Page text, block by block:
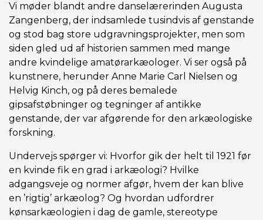
Vi møder blandt andre danselærerinden Augusta
Zangenberg, der indsamlede tusindvis af genstande
og stod bag store udgravningsprojekter, men som
siden gled ud af historien sammen med mange
andre kvindelige amatørarkæologer. Vi ser også på
kunstnere, herunder Anne Marie Carl Nielsen og
Helvig Kinch, og på deres bemalede
gipsafstøbninger og tegninger af antikke
genstande, der var afgørende for den arkæologiske
forskning.
Undervejs spørger vi: Hvorfor gik der helt til 1921 før
en kvinde fik en grad i arkæologi? Hvilke
adgangsveje og normer afgør, hvem der kan blive
en ’rigtig’ arkæolog? Og hvordan udfordrer
kønsarkæologien i dag de gamle, stereotype